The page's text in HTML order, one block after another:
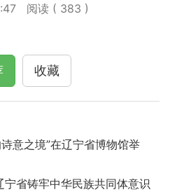
阅读 ( 383 )
收藏
意之境”在辽宁省博物馆举
省铸牢中华民族共同体意识